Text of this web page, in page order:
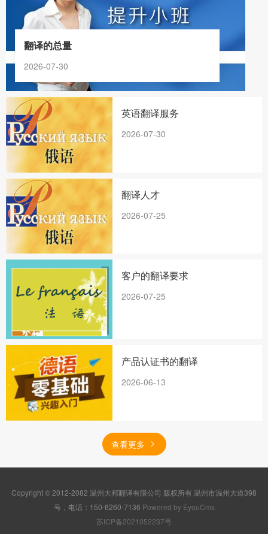
翻译的总量
2026-07-30
英语翻译服务
2026-07-30
翻译人才
2026-07-25
客户的翻译要求
2026-07-25
产品认证书的翻译
2026-06-13
查看更多
Copyright © 2012-2082 温州大邦翻译有限公司 版权所有 温州市温州大道398
号，电话：150-6260-7136 Powered by EyouCms
苏ICP备2021052237号